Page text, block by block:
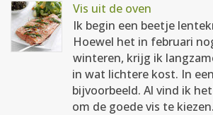
Vis uit de oven
Ik begin een beetje
Hoewel het in februari
winteren, krijg ik
in wat lichtere kost. In
bijvoorbeeld. Al vind ik
om de goede vis te